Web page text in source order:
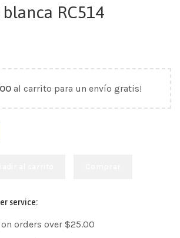
RC514
al carrito para un envío gratis!
service:
orders over $25.00